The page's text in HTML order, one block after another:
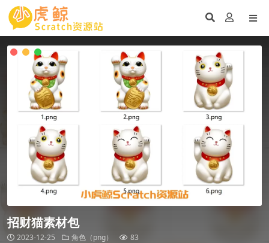
招财猫素材包
2023-12-25 角色（png） 83